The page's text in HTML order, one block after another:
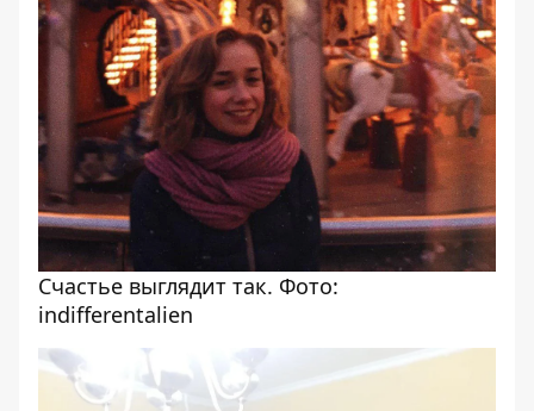
Счастье выглядит так. Фото:
indifferentalien